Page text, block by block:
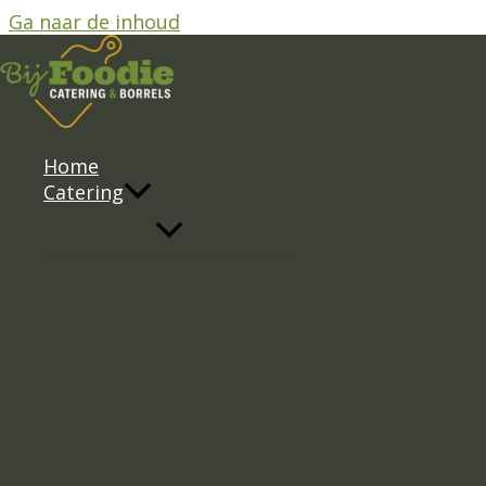
Ga naar de inhoud
Home
Catering
#1 catering van Zoetermeer en